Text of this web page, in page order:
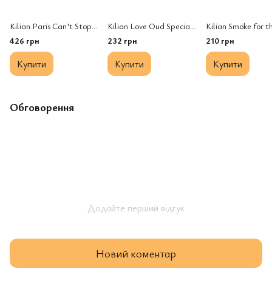
Kilian Paris Can't Stop Loving You EDP
426 грн
Купити
Kilian Love Oud Special Blend 2020 EDP
232 грн
Купити
210 грн
Купити
Обговорення
Додайте перший відгук
Новий коментар